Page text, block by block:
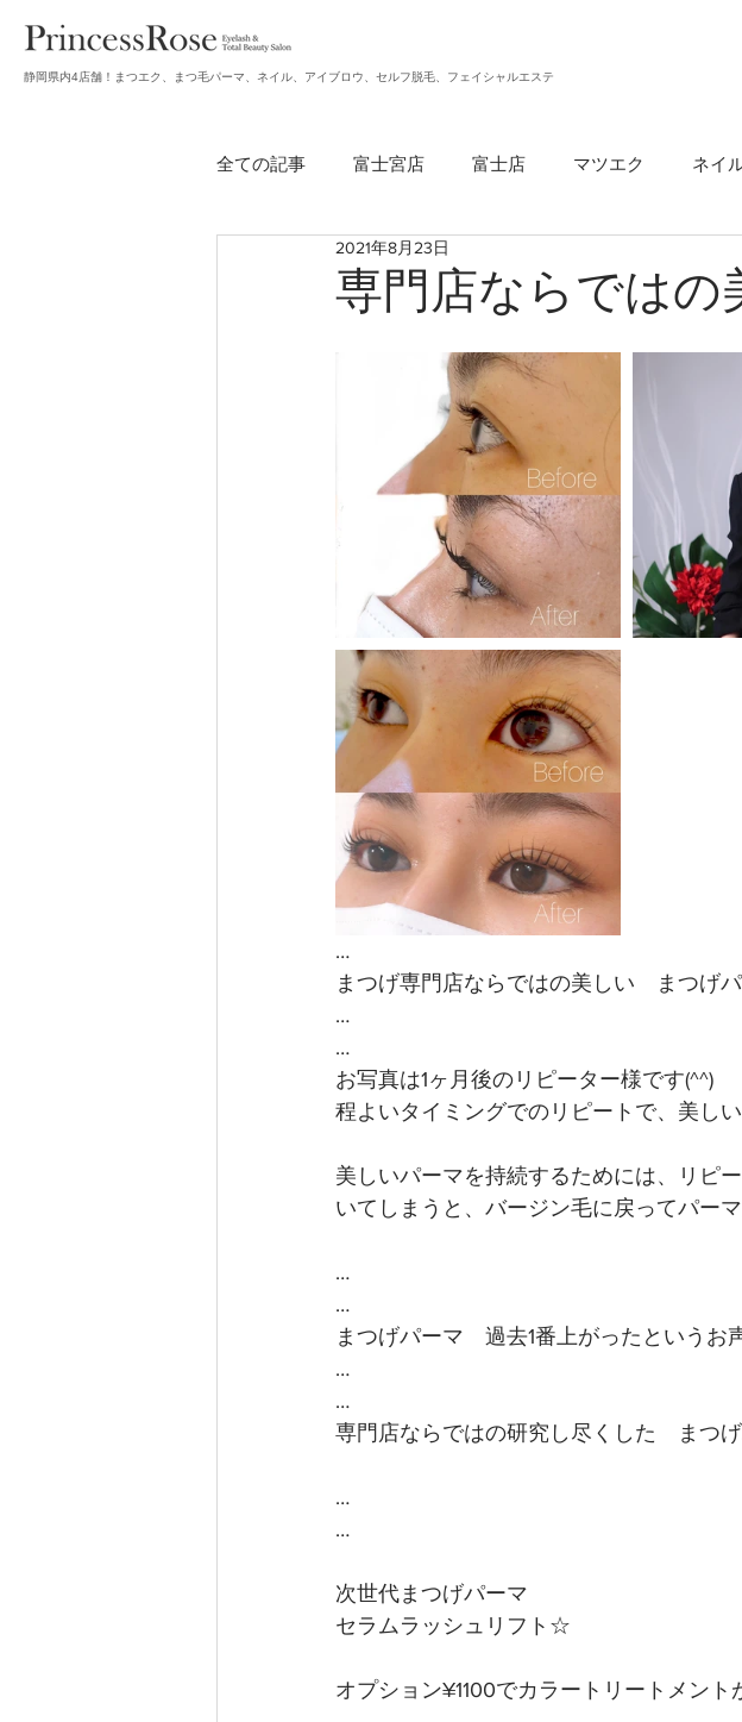
静岡県内4店舗！まつエク、まつ毛パーマ、ネイル、アイブロウ、セルフ脱毛、フェイシャルエステ
全ての記事 富士宮店 富士店 マツエク ネイ
無題のカテゴリー
専門店ならでは
2021年8月23日
…
まつげ専門店ならではの美しい　まつげ
…
…
お写真は1ヶ月後のリピーター様です(^^)
程よいタイミングでのリピートで、美し
美しいパーマを持続するためには、リピ
いてしまうと、バージン毛に戻ってパー
…
…
まつげパーマ　過去1番上がったという
…
…
専門店ならではの研究し尽くした　まつ
…
…
次世代まつげパーマ
セラムラッシュリフト☆
オプション¥1100でカラートリートメント